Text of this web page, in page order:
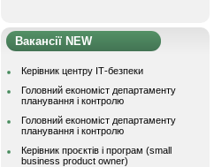
Вакансії NEW
Керівник центру ІТ-безпеки
Головний економіст департаменту
планування і контролю
Головний економіст департаменту
планування і контролю
Керівник проєктів і програм (small
business product owner)